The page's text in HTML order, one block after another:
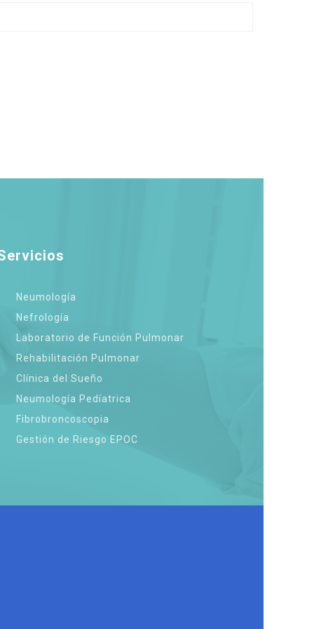
Neumología
Nefrología
Laboratorio de Función Pulmonar
Rehabilitación Pulmonar
Clínica del Sueño
Neumología Pedíatrica
Fibrobroncoscopia
Gestión de Riesgo EPOC